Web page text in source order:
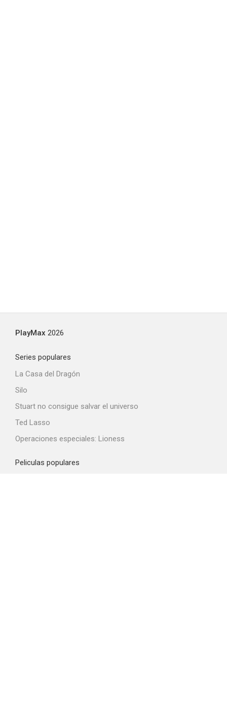
PlayMax 2026
Series populares
La Casa del Dragón
Silo
Stuart no consigue salvar el universo
Ted Lasso
Operaciones especiales: Lioness
Peliculas populares